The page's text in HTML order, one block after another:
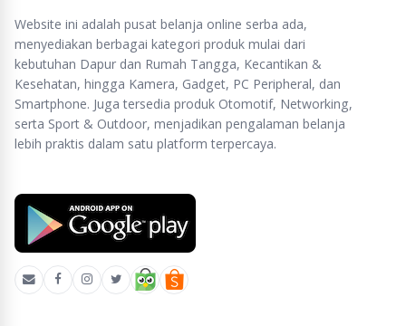
Website ini adalah pusat belanja online serba ada,
menyediakan berbagai kategori produk mulai dari
kebutuhan Dapur dan Rumah Tangga, Kecantikan &
Kesehatan, hingga Kamera, Gadget, PC Peripheral, dan
Smartphone. Juga tersedia produk Otomotif, Networking,
serta Sport & Outdoor, menjadikan pengalaman belanja
lebih praktis dalam satu platform terpercaya.